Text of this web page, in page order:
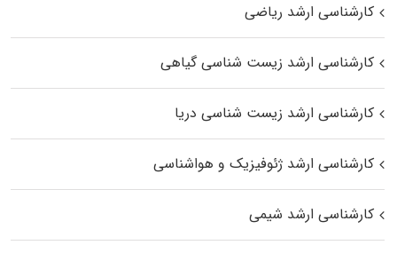
کارشناسی ارشد ریاضی
کارشناسی ارشد زیست‌ شناسی گیاهی
کارشناسی ارشد زیست‌ شناسی دریا
کارشناسی ارشد ژئوفیزیک و هواشناسی
کارشناسی ارشد شیمی